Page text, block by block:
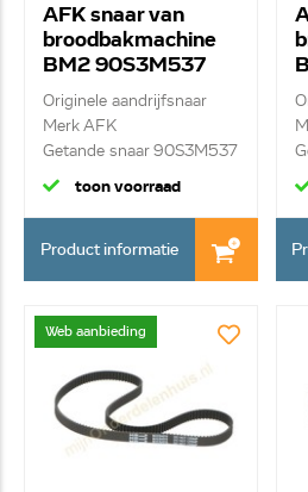
AFK snaar van
broodbakmachine
BM2 90S3M537
Originele aandrijfsnaar
Merk AFK
Getande snaar 90S3M537
toon voorraad
Product informatie
...
Web aanbieding